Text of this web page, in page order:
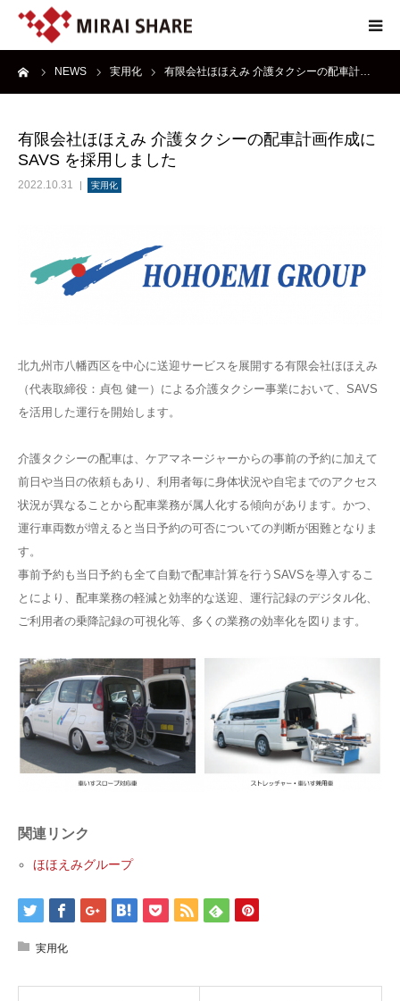
NEWS 実用化 有限会社ほほえみ 介護タクシーの配車計…
有限会社ほほえみ 介護タクシーの配車計画作成に
SAVS を採用しました
2022.10.31 実用化
北九州市八幡西区を中心に送迎サービスを展開する有限会社ほほえみ
（代表取締役：貞包 健一）による介護タクシー事業において、SAVS
を活用した運行を開始します。
介護タクシーの配車は、ケアマネージャーからの事前の予約に加えて
前日や当日の依頼もあり、利用者毎に身体状況や自宅までのアクセス
状況が異なることから配車業務が属人化する傾向があります。かつ、
運行車両数が増えると当日予約の可否についての判断が困難となりま
す。
事前予約も当日予約も全て自動で配車計算を行うSAVSを導入するこ
とにより、配車業務の軽減と効率的な送迎、運行記録のデジタル化、
ご利用者の乗降記録の可視化等、多くの業務の効率化を図ります。
関連リンク
ほほえみグループ
実用化
NEWS
SERVICE
ABOUT